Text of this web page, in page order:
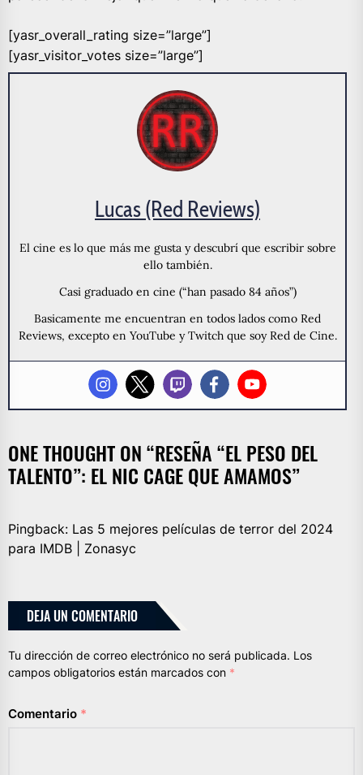
[yasr_overall_rating size=”large”]
[yasr_visitor_votes size=”large”]
Lucas (Red Reviews)
El cine es lo que más me gusta y descubrí que escribir sobre
ello también.
Casi graduado en cine (“han pasado 84 años”)
Basicamente me encuentran en todos lados como Red
Reviews, excepto en YouTube y Twitch que soy Red de Cine.
ONE THOUGHT ON “RESEÑA “EL PESO DEL
TALENTO”: EL NIC CAGE QUE AMAMOS”
Pingback: Las 5 mejores películas de terror del 2024
para IMDB | Zonasyc
DEJA UN COMENTARIO
Tu dirección de correo electrónico no será publicada. Los
campos obligatorios están marcados con *
Comentario *